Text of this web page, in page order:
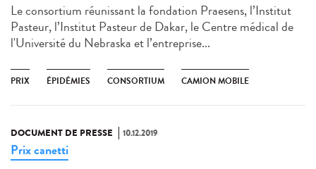
Le consortium réunissant la fondation Praesens, l’Institut
Pasteur, l’Institut Pasteur de Dakar, le Centre médical de
l'Université du Nebraska et l’entreprise...
PRIX ÉPIDÉMIES CONSORTIUM CAMION MOBILE
DOCUMENT DE PRESSE 10.12.2019
Prix canetti